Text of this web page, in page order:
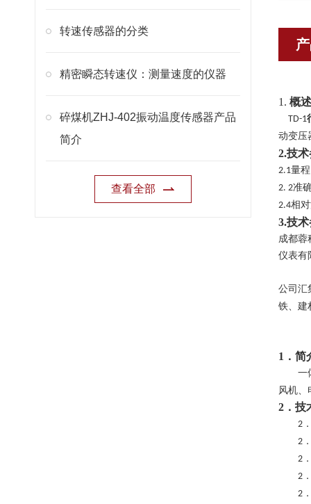
转速传感器的分类
精密瞬态转速仪：测量速度的仪器
碎煤机ZHJ-402振动温度传感器产品
简介
查看全部
1. 概述
TD-1
动变压
2.技
2.1量
2. 2准
2.4相
3.技
成都蓉
仪表有
公司汇
铁、建
1．简
一
风机
2 ． 技
2
2
2
2
2